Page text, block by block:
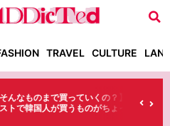
TRAVEL CULTURE
で買っていくの？】日本のド
人が買うものがちょっと…